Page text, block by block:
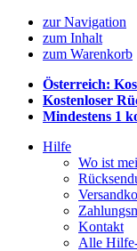
zur Navigation
zum Inhalt
zum Warenkorb
Österreich:
Kostenloser
Mindestens 1
Hilfe
Wo ist
Kontakt
Alle